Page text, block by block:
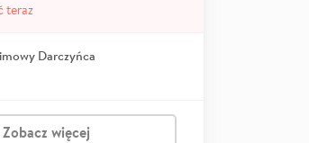
teraz
Darczyńca
Zobacz więcej